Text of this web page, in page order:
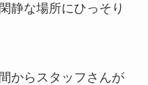
静な場所にひっそり
からスタッフさんが